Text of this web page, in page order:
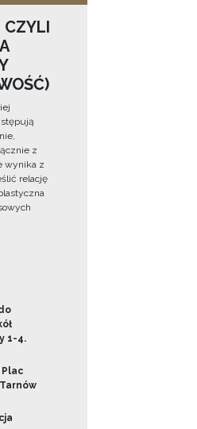
CZYLI
z
wynika z
relację
1-4.
Plac